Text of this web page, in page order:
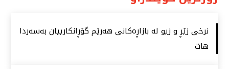
نرخی زێڕ و زیو لە بازاڕەكانی هەرێم گۆڕانكارییان بەسەردا
هات